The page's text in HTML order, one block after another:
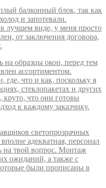
балконный блок, так как
и запотевали.
лучшем виде, у меня просто
от заключения договора,
на образцы окон, перед тем
ассортиментом.
что и как, поскольку я
стеклопакетах и других
что они готовы
к каждому заказчику.
светопрозрачных
адекватная, персонал
на твой вопрос. Монтаж
ожиданий, а также с
были прописаны в